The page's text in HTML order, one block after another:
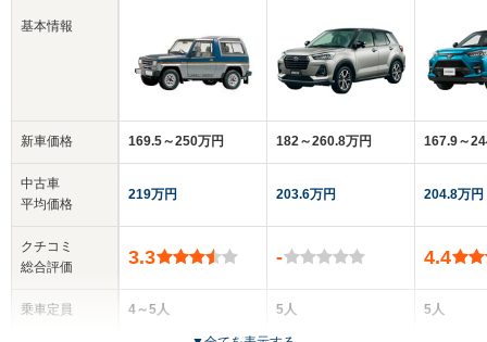
基本情報
新車価格
中古車
平均価格
クチコミ
総合評価
乗車定員
169.5～250万円
219万円
3.3
4～5人
182～260.8万円
203.6万円
-
5人
167.9～
204.8万円
4.4
5人